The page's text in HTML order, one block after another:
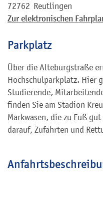
72762 Reutlingen
Zur elektronischen
Parkplatz
Über die Alteburgstraße
Hochschulparkplatz. Hier
Studierende,
finden Sie am Stadion
Markwasen, die zu Fuß
darauf, Zufahrten und